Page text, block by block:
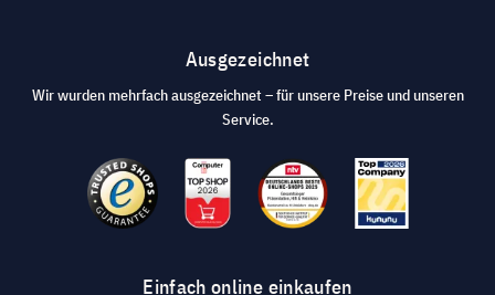
Ausgezeichnet
Wir wurden mehrfach ausgezeichnet – für unsere Preise und unseren
Service.
Einfach online einkaufen